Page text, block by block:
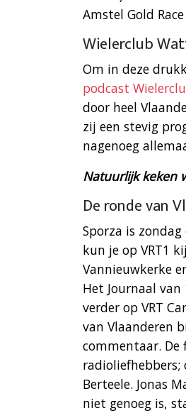
Amstel Gold
Wielerclub
Om in deze
podcast
door heel
zij een stevig
nagenoeg
Natuurlijk keken
De ronde van
Sporza is
kun je op VRT1
Vannieuwkerke
Het Journaal
verder op VRT
van Vlaanderen
commentaar. De
radioliefhebbers;
Berteele. Jonas
niet genoeg is,